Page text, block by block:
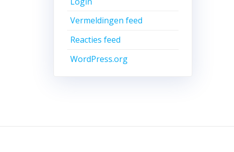
Vermeldingen feed
Reacties feed
WordPress.org